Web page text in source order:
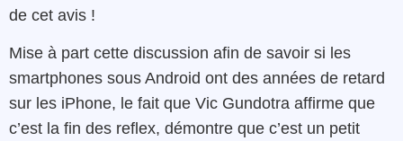
de cet avis !
Mise à part cette discussion afin de savoir si les
smartphones sous Android ont des années de retard
sur les iPhone, le fait que Vic Gundotra affirme que
c’est la fin des reflex, démontre que c’est un petit